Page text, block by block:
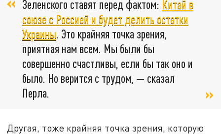
Зеленского ставят перед фактом: Китай в
союзе с Россией и будет делить остатки
Украины. Это крайняя точка зрения,
приятная нам всем. Мы были бы
совершенно счастливы, если бы так оно и
было. Но верится с трудом, — сказал
Перла.
Другая, тоже крайняя точка зрения, которую